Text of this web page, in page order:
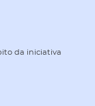
da iniciativa